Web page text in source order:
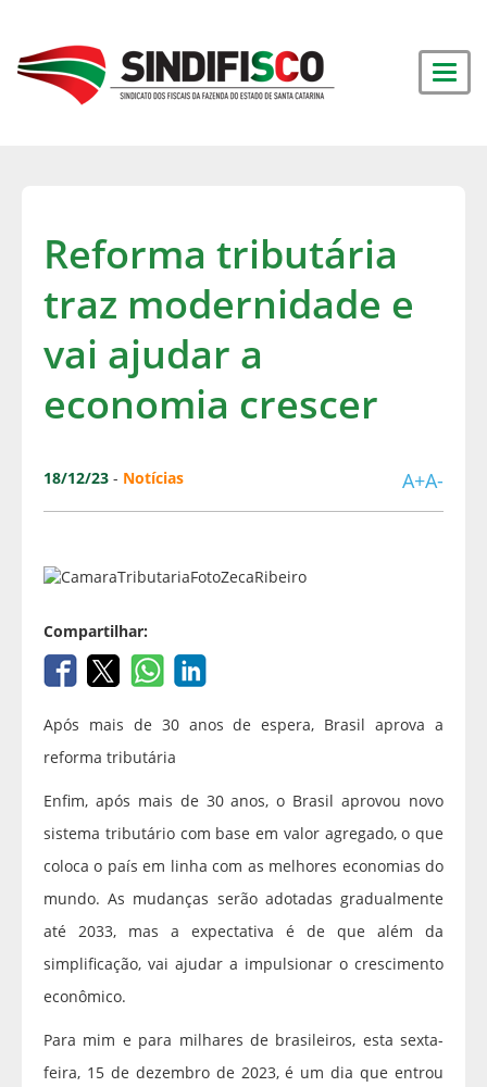
Reforma tributária
traz modernidade e
vai ajudar a
economia crescer
18/12/23 - Notícias A+A-
Compartilhar:
Após mais de 30 anos de espera, Brasil aprova a
reforma tributária
Enfim, após mais de 30 anos, o Brasil aprovou novo
sistema tributário com base em valor agregado, o que
coloca o país em linha com as melhores economias do
mundo. As mudanças serão adotadas gradualmente
até 2033, mas a expectativa é de que além da
simplificação, vai ajudar a impulsionar o crescimento
econômico.
Para mim e para milhares de brasileiros, esta sexta-
feira, 15 de dezembro de 2023, é um dia que entrou